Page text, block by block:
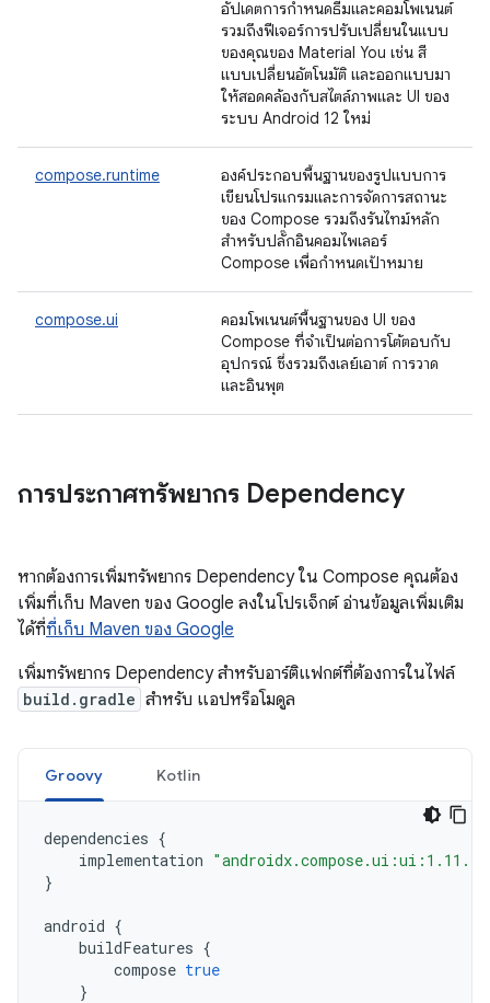
อัปเดตการกำหนดธีมและคอมโพเนนต์
รวมถึงฟีเจอร์การปรับเปลี่ยนในแบบ
ของคุณของ Material You เช่น สี
แบบเปลี่ยนอัตโนมัติ และออกแบบมา
ให้สอดคล้องกับสไตล์ภาพและ UI ของ
ระบบ Android 12 ใหม่
compose.runtime
องค์ประกอบพื้นฐานของรูปแบบการ
เขียนโปรแกรมและการจัดการสถานะ
ของ Compose รวมถึงรันไทม์หลัก
สำหรับปลั๊กอินคอมไพเลอร์
Compose เพื่อกำหนดเป้าหมาย
compose.ui
คอมโพเนนต์พื้นฐานของ UI ของ
Compose ที่จำเป็นต่อการโต้ตอบกับ
อุปกรณ์ ซึ่งรวมถึงเลย์เอาต์ การวาด
และอินพุต
การประกาศทรัพยากร Dependency
หากต้องการเพิ่มทรัพยากร Dependency ใน Compose คุณต้อง
เพิ่มที่เก็บ Maven ของ Google ลงในโปรเจ็กต์ อ่านข้อมูลเพิ่มเติม
ได้ที่ที่เก็บ Maven ของ Google
เพิ่มทรัพยากร Dependency สำหรับอาร์ติแฟกต์ที่ต้องการในไฟล์
build.gradle สำหรับ แอปหรือโมดูล
Groovy Kotlin
dependencies {
implementation "androidx.compose.ui:ui:1.11.4"
}
android {
buildFeatures {
compose true
}